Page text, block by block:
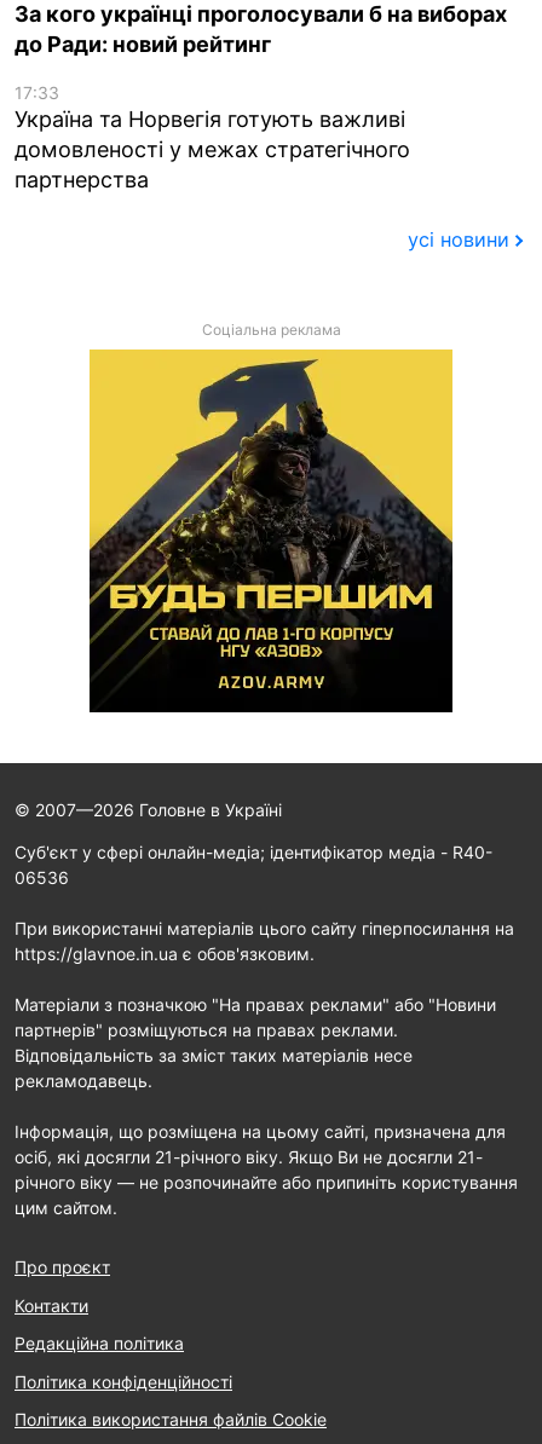
За кого українці проголосували б на виборах
до Ради: новий рейтинг
17:33
Україна та Норвегія готують важливі
домовленості у межах стратегічного
партнерства
усі новини
Соціальна реклама
© 2007—2026 Головне в Україні
Cуб'єкт у сфері онлайн-медіа; ідентифікатор медіа - R40-
06536
При використанні матеріалів цього сайту гіперпосилання на
https://glavnoe.in.ua є обов'язковим.
Матеріали з позначкою "На правах реклами" або "Новини
партнерів" розміщуються на правах реклами.
Відповідальність за зміст таких матеріалів несе
рекламодавець.
Інформація, що розміщена на цьому сайті, призначена для
осіб, які досягли 21-річного віку. Якщо Ви не досягли 21-
річного віку — не розпочинайте або припиніть користування
цим сайтом.
Про проєкт
Контакти
Редакційна політика
Політика конфіденційності
Політика використання файлів Cookie